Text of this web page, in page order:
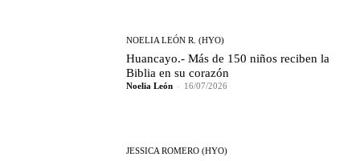
NOELIA LEÓN R. (HYO)
Huancayo.- Más de 150 niños reciben la
Biblia en su corazón
Noelia León - 16/07/2026
JESSICA ROMERO (HYO)